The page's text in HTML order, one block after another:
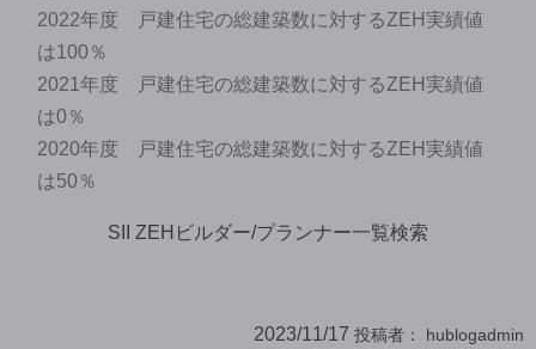
2022年度 戸建住宅の総建築数に対するZEH実績値
は100％
2021年度 戸建住宅の総建築数に対するZEH実績値
は0％
2020年度 戸建住宅の総建築数に対するZEH実績値
は50％
SII ZEHビルダー/プランナー一覧検索
2023/11/17 投稿者： hublogadmin